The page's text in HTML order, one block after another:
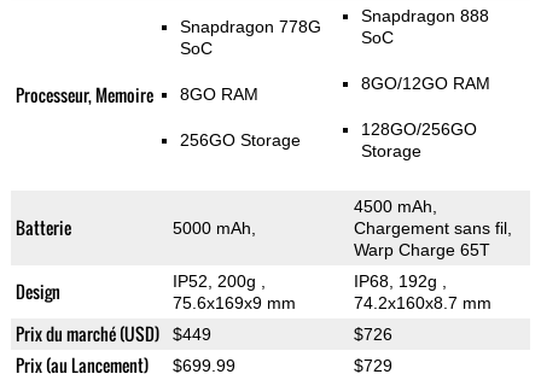
Processeur, Memoire
Snapdragon 778G
SoC
8GO RAM
256GO Storage
Snapdragon 888
SoC
8GO/12GO RAM
128GO/256GO
Storage
Batterie 5000 mAh,
4500 mAh,
Chargement sans fil,
Warp Charge 65T
Design IP52, 200g
75.6x169x9 mm
IP68, 192g
74.2x160x8.7 mm
Prix du marché (USD) $449 $726
Prix (au Lancement) $699.99 $729